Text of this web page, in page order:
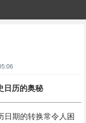
日历的奥秘
日期的转换常令人困